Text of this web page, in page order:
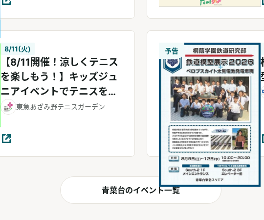
8/11(火)
【8/11開催！涼しくテニス
を楽しもう！】キッズジュ
ニアイベントでテニスを楽
しもう♪
東急あざみ野テニスガーデン
予告
青葉台のイベント一覧